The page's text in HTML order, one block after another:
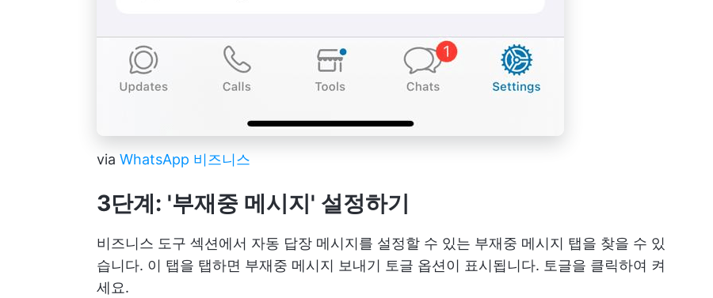
via WhatsApp 비즈니스
3단계: '부재중 메시지' 설정하기
비즈니스 도구 섹션에서 자동 답장 메시지를 설정할 수 있는 부재중 메시지 탭을 찾을 수 있
습니다. 이 탭을 탭하면 부재중 메시지 보내기 토글 옵션이 표시됩니다. 토글을 클릭하여 켜
세요.